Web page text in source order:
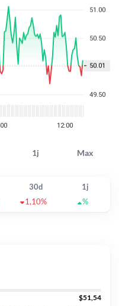
1j Max
30d
1j
1,10% %
$51,54